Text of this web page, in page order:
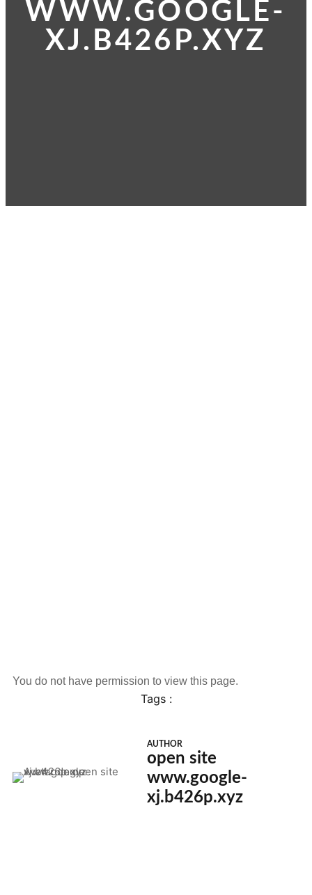
WWW.GOOGLE-
XJ.B426P.XYZ
You do not have permission to view this page.
Tags :
AUTHOR
open site
www.google-
xj.b426p.xyz